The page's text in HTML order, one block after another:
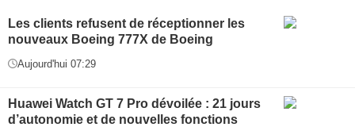
Les clients refusent de réceptionner les
nouveaux Boeing 777X de Boeing
Aujourd'hui 07:29
Huawei Watch GT 7 Pro dévoilée : 21 jours
d’autonomie et de nouvelles fonctions